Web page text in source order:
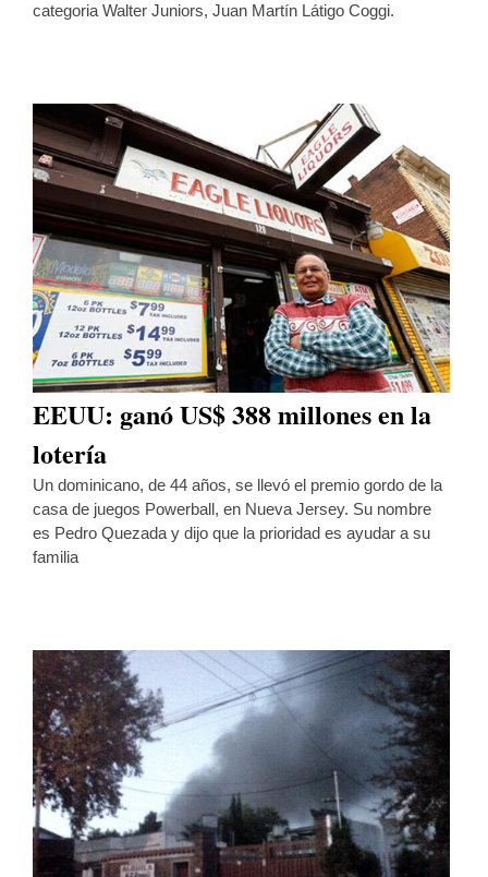
categoria Walter Juniors, Juan Martín Látigo Coggi.
EEUU: ganó US$ 388 millones en la
lotería
Un dominicano, de 44 años, se llevó el premio gordo de la
casa de juegos Powerball, en Nueva Jersey. Su nombre
es Pedro Quezada y dijo que la prioridad es ayudar a su
familia